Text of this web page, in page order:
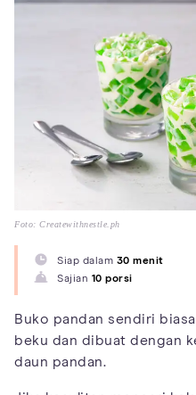
Foto: Createwithnestle.ph
Siap dalam 30 menit
Sajian 10 porsi
Buko pandan sendiri
beku dan dibuat dengan
daun pandan.